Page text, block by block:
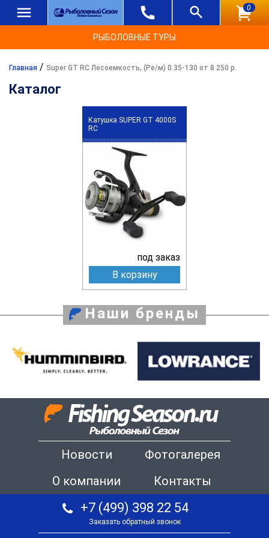
0
РЫБОЛОВНЫЕ ТУРЫ
Главная / Super GT RC Лесоемкость, (Ре/м) 0.35-130 от 8 250 р.
Каталог
Катушка SUPER GT 4000S
RC
под заказ
В корзину
Наши бренды
Новости
Фотогалерея
О компании
Контакты
+7 (499) 398 22 54
Заказать обратный звонок